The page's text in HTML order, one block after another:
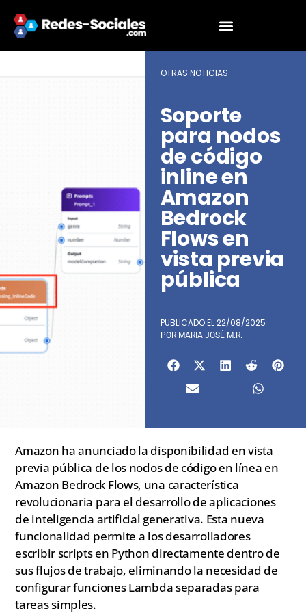
OTRAS NOTICIAS
Soporte
para nodos
de código
inline en
Amazon
Bedrock
Flows en
vista previa
pública
PUBLICADO EL22/08/2025
POR MARIA JOSÉ M.R.
Amazon ha anunciado la disponibilidad en vista
previa pública de los nodos de código en línea en
Amazon Bedrock Flows, una característica
revolucionaria para el desarrollo de aplicaciones
de inteligencia artificial generativa. Esta nueva
funcionalidad permite a los desarrolladores
escribir scripts en Python directamente dentro de
sus flujos de trabajo, eliminando la necesidad de
configurar funciones Lambda separadas para
tareas simples.